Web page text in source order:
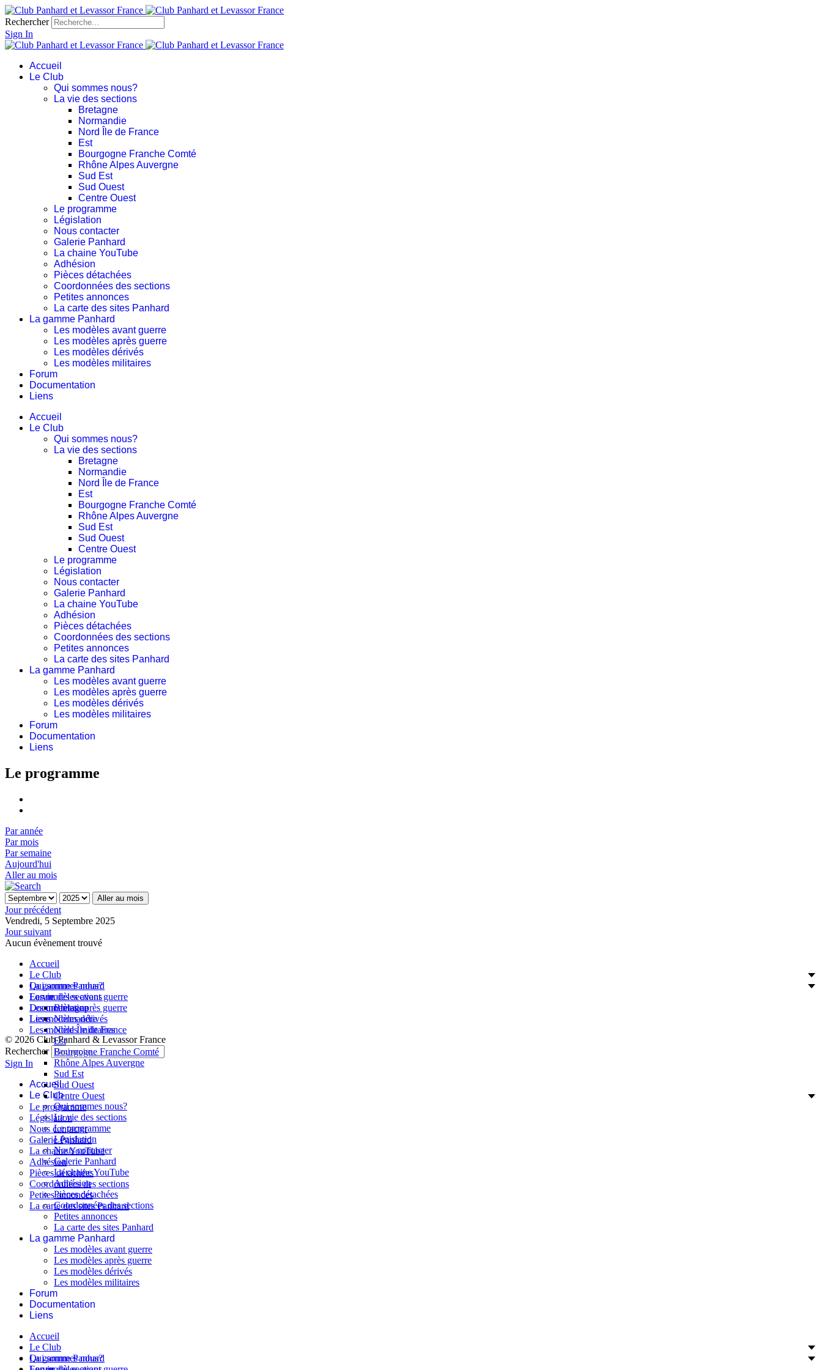
Rechercher
Sign In
Accueil
Le Club
Qui sommes nous?
La vie des sections
Bretagne
Normandie
Nord Île de France
Est
Bourgogne Franche Comté
Rhône Alpes Auvergne
Sud Est
Sud Ouest
Centre Ouest
Le programme
Législation
Nous contacter
Galerie Panhard
La chaine YouTube
Adhésion
Pièces détachées
Coordonnées des sections
Petites annonces
La carte des sites Panhard
La gamme Panhard
Les modèles avant guerre
Les modèles après guerre
Les modèles dérivés
Les modèles militaires
Forum
Documentation
Liens
Accueil
Le Club
Qui sommes nous?
La vie des sections
Bretagne
Normandie
Nord Île de France
Est
Bourgogne Franche Comté
Rhône Alpes Auvergne
Sud Est
Sud Ouest
Centre Ouest
Le programme
Législation
Nous contacter
Galerie Panhard
La chaine YouTube
Adhésion
Pièces détachées
Coordonnées des sections
Petites annonces
La carte des sites Panhard
La gamme Panhard
Les modèles avant guerre
Les modèles après guerre
Les modèles dérivés
Les modèles militaires
Forum
Documentation
Liens
Le programme
Par année
Par mois
Par semaine
Aujourd'hui
Aller au mois
Aller au mois
Jour précédent
Vendredi, 5 Septembre 2025
Jour suivant
Aucun évènement trouvé
Accueil
Le Club
Qui sommes nous?
La vie des sections
Bretagne
Normandie
Nord Île de France
Est
Bourgogne Franche Comté
Rhône Alpes Auvergne
Sud Est
Sud Ouest
Centre Ouest
Le programme
Législation
Nous contacter
Galerie Panhard
La chaine YouTube
Adhésion
Pièces détachées
Coordonnées des sections
Petites annonces
La carte des sites Panhard
La gamme Panhard
Les modèles avant guerre
Les modèles après guerre
Les modèles dérivés
Les modèles militaires
Forum
Documentation
Liens
© 2026 Club Panhard & Levassor France
Rechercher
Sign In
Accueil
Le Club
Qui sommes nous?
La vie des sections
Le programme
Législation
Nous contacter
Galerie Panhard
La chaine YouTube
Adhésion
Pièces détachées
Coordonnées des sections
Petites annonces
La carte des sites Panhard
La gamme Panhard
Les modèles avant guerre
Les modèles après guerre
Les modèles dérivés
Les modèles militaires
Forum
Documentation
Liens
Accueil
Le Club
Qui sommes nous?
La gamme Panhard